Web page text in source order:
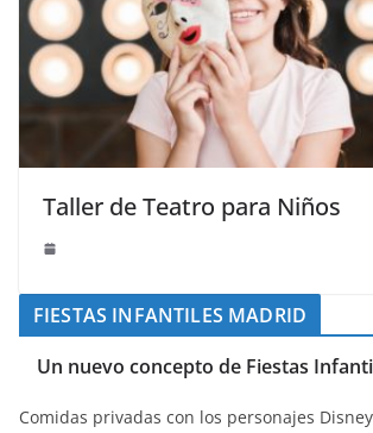
Taller de Teatro para Niños
FIESTAS INFANTILES MADRID
Un nuevo concepto de Fiestas
Comidas privadas con los personajes